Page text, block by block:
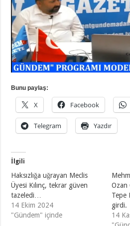
Bunu paylaş:
X Facebook
Telegram Yazdır
İlgili
Haksızlığa uğrayan Meclis
Üyesi Kılınç, tekrar güven
tazeledi…
14 Ekim 2024
"Gündem" içinde
Ozan
Tepe
girdi.
14